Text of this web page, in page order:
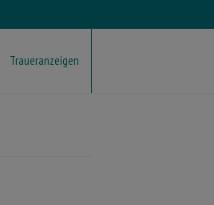
Traueranzeigen